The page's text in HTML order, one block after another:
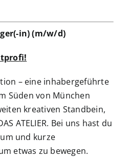
in) (m/w/d)
– eine inhabergeführte
Süden von München
kreativen Standbein,
ATELIER. Bei uns hast du
und kurze
etwas zu bewegen.